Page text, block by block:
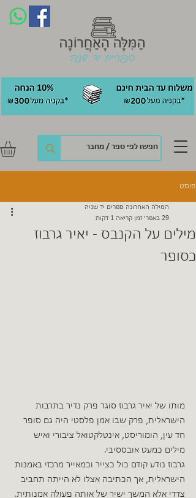
פוסט
מילים על הקנבס - יאיר גרבוז
כסופר
המילה האחרונה ספרים יד שניה
29 באפר׳
זמן קריאה 1 דקות
מותו של יאיר גרבוז סוגר פרק נדיר בתרבות
הישראלית, פרק שבו אמן פלסטי היה גם סופר
חד עין, הומוריסט, אינטלקטואל ציבורי ואיש
מילים כמעט אובססיבי.
גרבוז נודע קודם כול כצייר וכמאייר מרכזי באמנות
הישראלית, אך הכתיבה אצלו לא הייתה תחביב
צדדי אלא המשך ישיר של אותה פעולה אמנותית.